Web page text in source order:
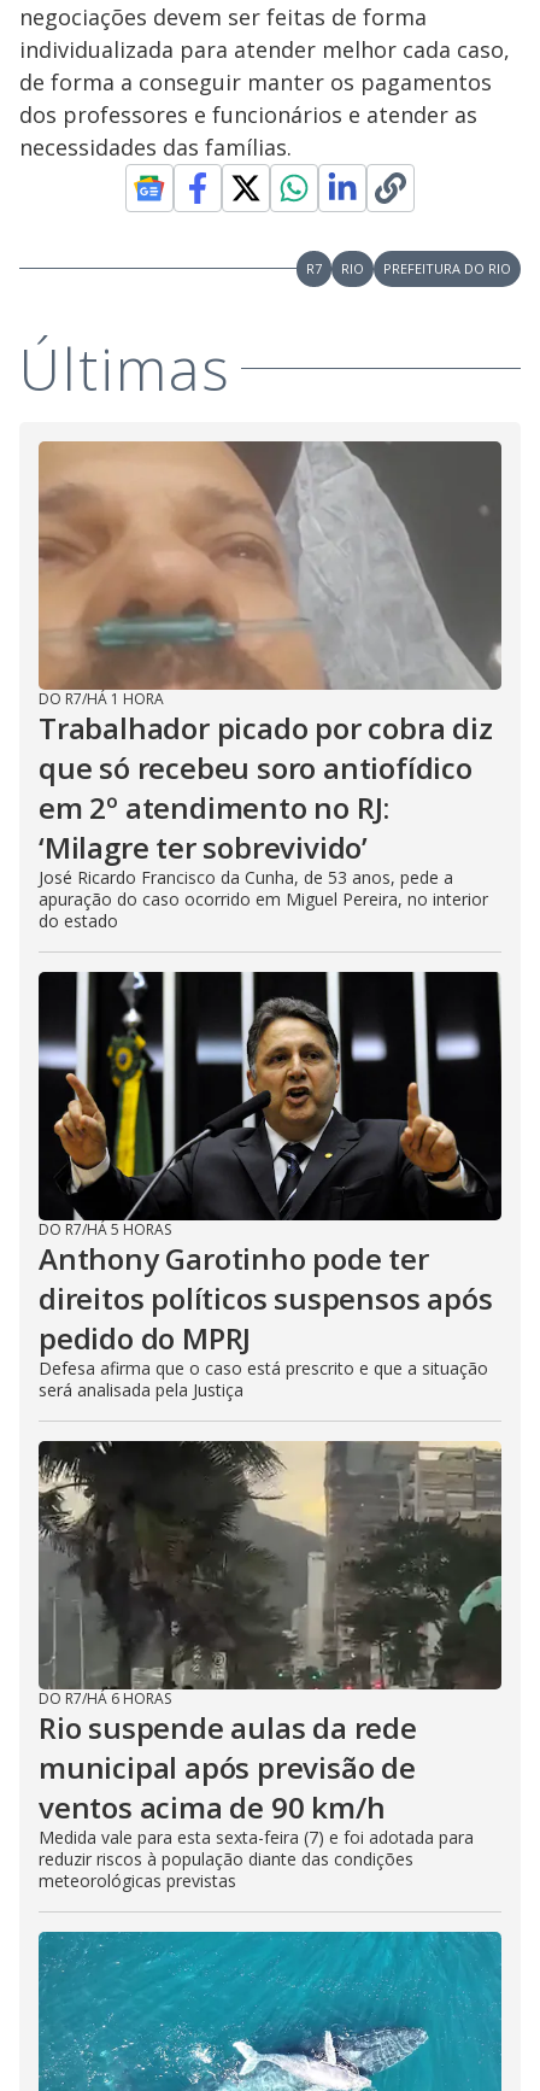
negociações devem ser feitas de forma
individualizada para atender melhor cada caso,
de forma a conseguir manter os pagamentos
dos professores e funcionários e atender as
necessidades das famílias.
R7 RIO PREFEITURA DO RIO
Últimas
DO R7/HÁ 1 HORA
Trabalhador picado por cobra diz
que só recebeu soro antiofídico
em 2º atendimento no RJ:
‘Milagre ter sobrevivido’
José Ricardo Francisco da Cunha, de 53 anos, pede a
apuração do caso ocorrido em Miguel Pereira, no interior
do estado
DO R7/HÁ 5 HORAS
Anthony Garotinho pode ter
direitos políticos suspensos após
pedido do MPRJ
Defesa afirma que o caso está prescrito e que a situação
será analisada pela Justiça
DO R7/HÁ 6 HORAS
Rio suspende aulas da rede
municipal após previsão de
ventos acima de 90 km/h
Medida vale para esta sexta-feira (7) e foi adotada para
reduzir riscos à população diante das condições
meteorológicas previstas